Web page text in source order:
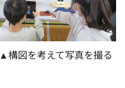
▲構図を考えて写真を撮る